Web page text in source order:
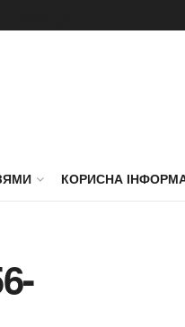
КОРИСНА